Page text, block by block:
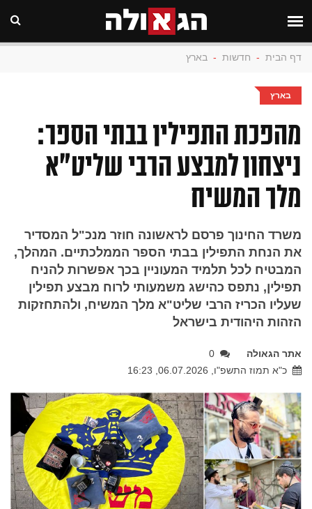
דף הבית - חדשות - בארץ
בארץ
מהפכת התפילין בבתי הספר:
ניצחון למבצע הרבי שליט"א
מלך המשיח
משרד החינוך פרסם לראשונה חוזר מנכ"ל המסדיר
את הנחת התפילין בבתי הספר הממלכתיים. המהלך,
המבטיח לכל תלמיד המעוניין בכך אפשרות להניח
תפילין, נתפס כהישג משמעותי לרוח מבצע תפילין
שעליו הכריז הרבי שליט"א מלך המשיח, ולהתחזקות
הזהות היהודית בישראל
אתר הגאולה
0
כ"א תמוז התשפ"ו, 06.07.2026, 16:23